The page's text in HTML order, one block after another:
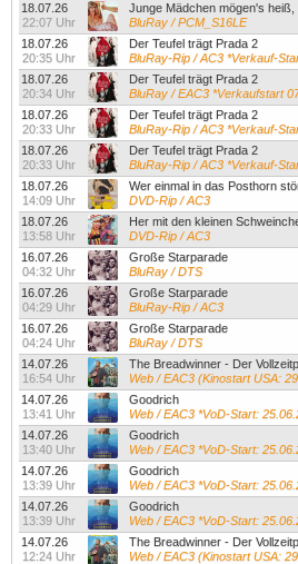
18.07.26
22:07 Uhr
Junge Mädchen mögen's
BluRay / PCM_S16LE
18.07.26
20:35 Uhr
Der Teufel trägt Prada 2
BluRay-Rip / AC3 *Verkauf-
18.07.26
20:34 Uhr
Der Teufel trägt Prada 2
BluRay / EAC3 *Verkaufstart
18.07.26
20:33 Uhr
Der Teufel trägt Prada 2
BluRay-Rip / AC3 *Verkauf-
18.07.26
20:33 Uhr
Der Teufel trägt Prada 2
BluRay-Rip / AC3 *Verkauf-
18.07.26
14:09 Uhr
Wer einmal in das Posthorn
DVD-Rip / AC3
18.07.26
13:58 Uhr
Her mit den kleinen
DVD-Rip / AC3
16.07.26
04:32 Uhr
Große Starparade
BluRay / DTS
16.07.26
04:29 Uhr
Große Starparade
BluRay-Rip / AC3
16.07.26
04:24 Uhr
Große Starparade
BluRay / DTS
14.07.26
16:54 Uhr
The Breadwinner - Der
Web / EAC3 (Kinostart USA:
14.07.26
13:41 Uhr
Goodrich
Web / EAC3 *VoD-Start:
14.07.26
13:40 Uhr
Goodrich
Web / EAC3 *VoD-Start:
14.07.26
13:39 Uhr
Goodrich
Web / EAC3 *VoD-Start:
14.07.26
13:39 Uhr
Goodrich
Web / EAC3 *VoD-Start:
14.07.26
12:24 Uhr
The Breadwinner - Der
Web / EAC3 (Kinostart USA: